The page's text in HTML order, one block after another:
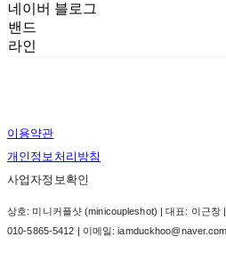
네이버 블로그
밴드
라인
이용약관
개인정보처리방침
사업자정보확인
상호: 미니커플샷 (minicoupleshot) | 대표: 이근창
010-5865-5412 | 이메일: iamduckhoo@naver.com